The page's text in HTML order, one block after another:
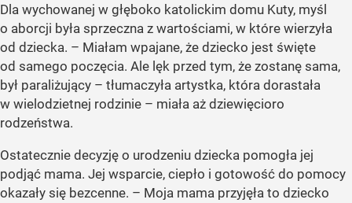
Dla wychowanej w głęboko katolickim domu Kuty, myśl
o aborcji była sprzeczna z wartościami, w które wierzyła
od dziecka. – Miałam wpajane, że dziecko jest święte
od samego poczęcia. Ale lęk przed tym, że zostanę sama,
był paraliżujący – tłumaczyła artystka, która dorastała
w wielodzietnej rodzinie – miała aż dziewięcioro
rodzeństwa.
Ostatecznie decyzję o urodzeniu dziecka pomogła jej
podjąć mama. Jej wsparcie, ciepło i gotowość do pomocy
okazały się bezcenne. – Moja mama przyjęła to dziecko